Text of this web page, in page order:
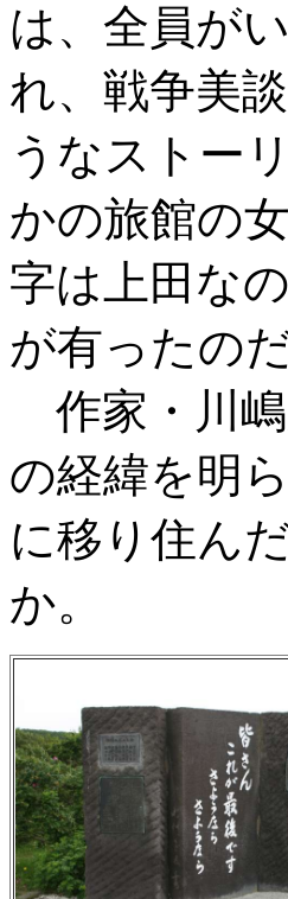
は、全員が
れ、戦争美
うなストー
かの旅館の
字は上田な
が有ったの
作家・川嶋
の経緯を明
に移り住ん
か。